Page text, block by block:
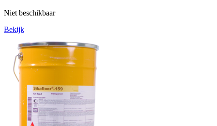
Niet beschikbaar
Bekijk